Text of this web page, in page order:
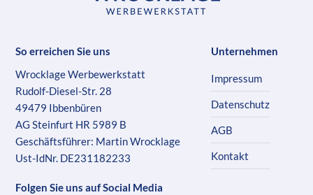
So erreichen Sie uns
Wrocklage Werbewerkstatt
Rudolf-Diesel-Str. 28
49479 Ibbenbüren
AG Steinfurt HR 5989 B
Geschäftsführer: Martin Wrocklage
Ust-IdNr. DE231182233
Folgen Sie uns auf Social Media
Unternehmen
Impressum
Datenschutz
AGB
Kontakt